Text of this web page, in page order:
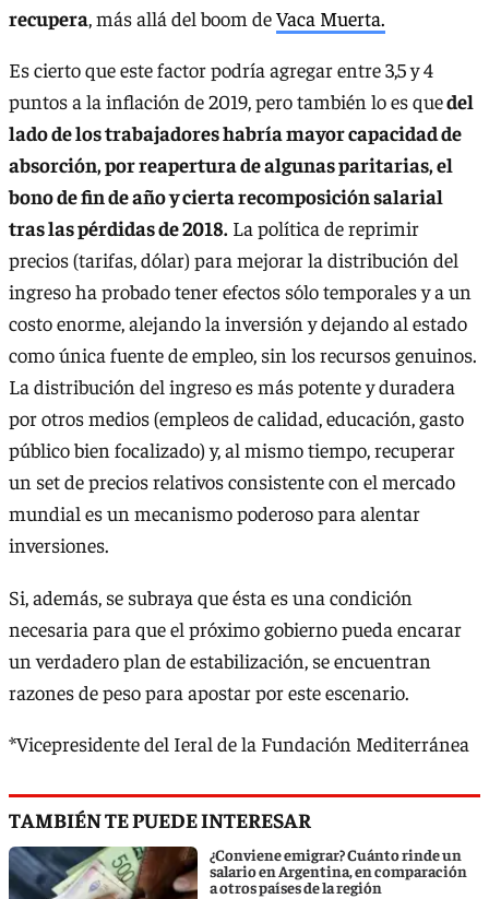
recupera, más allá del boom deVaca Muerta.
Es cierto que este factor podría agregar entre 3,5 y 4
puntos a la inflación de 2019, pero también lo es quedel
lado de los trabajadores habría mayor capacidad de
absorción, por reapertura de algunas paritarias, el
bono de fin de año y cierta recomposición salarial
tras las pérdidas de 2018. La política de reprimir
precios (tarifas, dólar) para mejorar la distribución del
ingreso ha probado tener efectos sólo temporales y a un
costo enorme, alejando la inversión y dejando al estado
como única fuente de empleo, sin los recursos genuinos.
La distribución del ingreso es más potente y duradera
por otros medios (empleos de calidad, educación, gasto
público bien focalizado) y, al mismo tiempo, recuperar
un set de precios relativos consistente con el mercado
mundial es un mecanismo poderoso para alentar
inversiones.
Si, además, se subraya que ésta es una condición
necesaria para que el próximo gobierno pueda encarar
un verdadero plan de estabilización, se encuentran
razones de peso para apostar por este escenario.
*Vicepresidente del Ieral de la Fundación Mediterránea
TAMBIÉN TE PUEDE INTERESAR
¿Conviene emigrar? Cuánto rinde un
salario en Argentina, en comparación
a otros países de la región